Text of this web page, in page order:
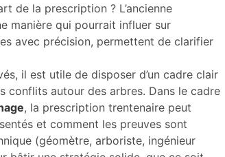
de la prescription ? L’ancienne
manière qui pourrait influer sur
avec précision, permettent de clarifier
il est utile de disposer d’un cadre clair
conflits autour des arbres. Dans le cadre
, la prescription trentenaire peut
et comment les preuves sont
(géomètre, arboriste, ingénieur